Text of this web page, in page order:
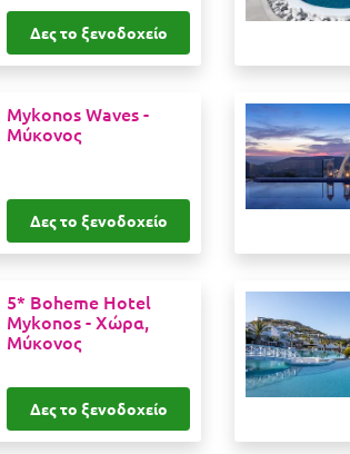
Δες το ξενοδοχείο
Mykonos Waves -
Μύκονος
Δες το ξενοδοχείο
5* Boheme Hotel
Mykonos -Χώρα,
Μύκονος
Δες το ξενοδοχείο